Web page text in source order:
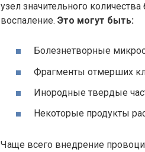
узел значительного
воспаление. Это могут быть:
Болезнетворные
Фрагменты отмерших
Инородные твердые
Некоторые продукты
Чаще всего внедрение